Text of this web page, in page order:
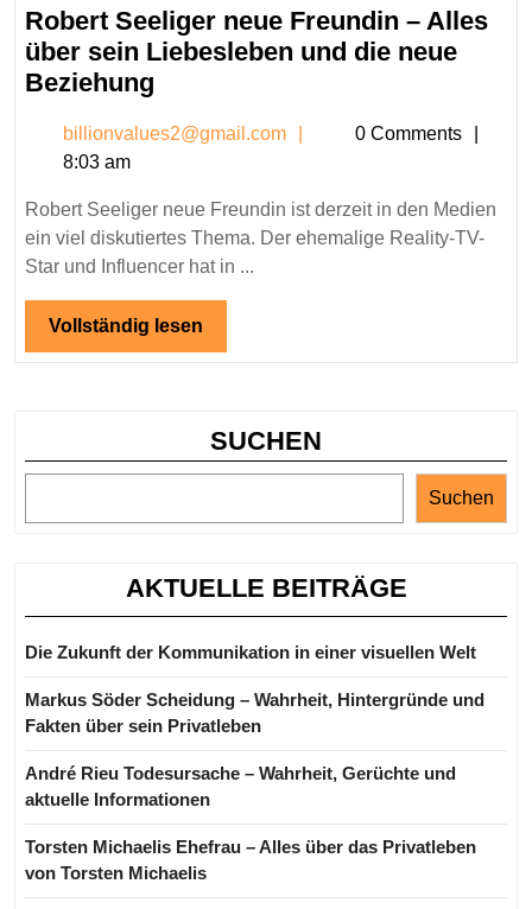
10,
2026
Robert Seeliger neue Freundin – Alles
über sein Liebesleben und die neue
Beziehung
neue
–
Alles
über
sein
Liebesleben
und
Beziehung
billionvalues2@gmail.com
0 Comments
8:03 am
Robert Seeliger neue Freundin ist derzeit in den Medien
ein viel diskutiertes Thema. Der ehemalige Reality-TV-
Star und Influencer hat in ...
Vollständig lesen
lesen
SUCHEN
Suchen
AKTUELLE BEITRÄGE
Die Zukunft der Kommunikation in einer visuellen Welt
Markus Söder Scheidung – Wahrheit, Hintergründe und
Fakten über sein Privatleben
André Rieu Todesursache – Wahrheit, Gerüchte und
aktuelle Informationen
Torsten Michaelis Ehefrau – Alles über das Privatleben
von Torsten Michaelis